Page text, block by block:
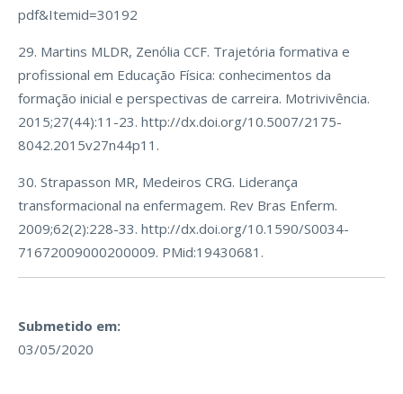
pdf&Itemid=30192
29. Martins MLDR, Zenólia CCF. Trajetória formativa e
profissional em Educação Física: conhecimentos da
formação inicial e perspectivas de carreira. Motrivivência.
2015;27(44):11-23. http://dx.doi.org/10.5007/2175-
8042.2015v27n44p11.
30. Strapasson MR, Medeiros CRG. Liderança
transformacional na enfermagem. Rev Bras Enferm.
2009;62(2):228-33. http://dx.doi.org/10.1590/S0034-
71672009000200009. PMid:19430681.
Submetido em:
03/05/2020